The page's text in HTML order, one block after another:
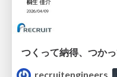
recruitengineers